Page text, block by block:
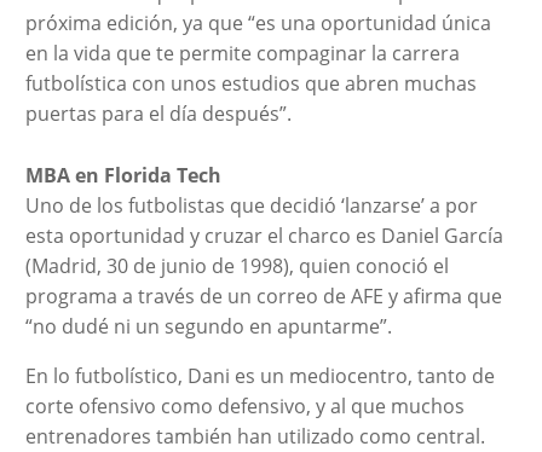
próxima edición, ya que “es una oportunidad única
en la vida que te permite compaginar la carrera
futbolística con unos estudios que abren muchas
puertas para el día después”.
MBA en Florida Tech
Uno de los futbolistas que decidió ‘lanzarse’ a por
esta oportunidad y cruzar el charco es Daniel García
(Madrid, 30 de junio de 1998), quien conoció el
programa a través de un correo de AFE y afirma que
“no dudé ni un segundo en apuntarme”.
En lo futbolístico, Dani es un mediocentro, tanto de
corte ofensivo como defensivo, y al que muchos
entrenadores también han utilizado como central.